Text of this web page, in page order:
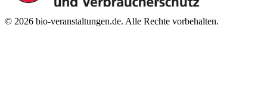
© 2026 bio-veranstaltungen.de. Alle Rechte vorbehalten.